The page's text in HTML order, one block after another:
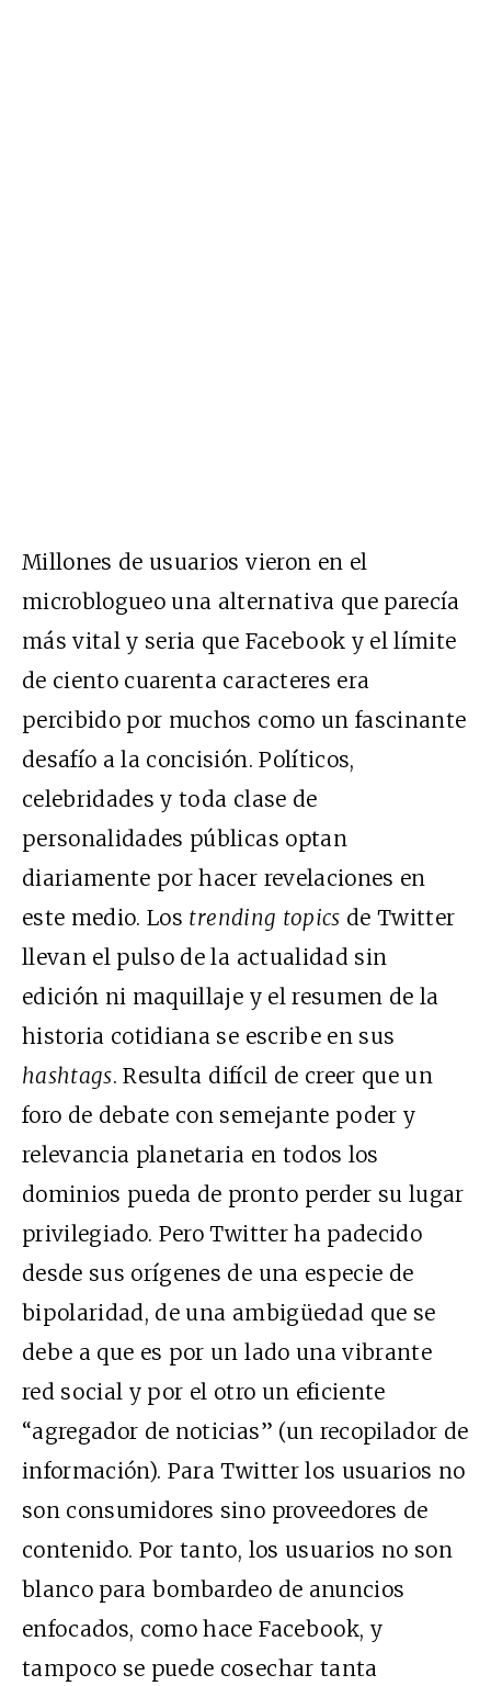
Millones de usuarios vieron en el
microblogueo una alternativa que parecía
más vital y seria que Facebook y el límite
de ciento cuarenta caracteres era
percibido por muchos como un fascinante
desafío a la concisión. Políticos,
celebridades y toda clase de
personalidades públicas optan
diariamente por hacer revelaciones en
este medio. Los trending topics de Twitter
llevan el pulso de la actualidad sin
edición ni maquillaje y el resumen de la
historia cotidiana se escribe en sus
hashtags. Resulta difícil de creer que un
foro de debate con semejante poder y
relevancia planetaria en todos los
dominios pueda de pronto perder su lugar
privilegiado. Pero Twitter ha padecido
desde sus orígenes de una especie de
bipolaridad, de una ambigüedad que se
debe a que es por un lado una vibrante
red social y por el otro un eficiente
“agregador de noticias” (un recopilador de
información). Para Twitter los usuarios no
son consumidores sino proveedores de
contenido. Por tanto, los usuarios no son
blanco para bombardeo de anuncios
enfocados, como hace Facebook, y
tampoco se puede cosechar tanta